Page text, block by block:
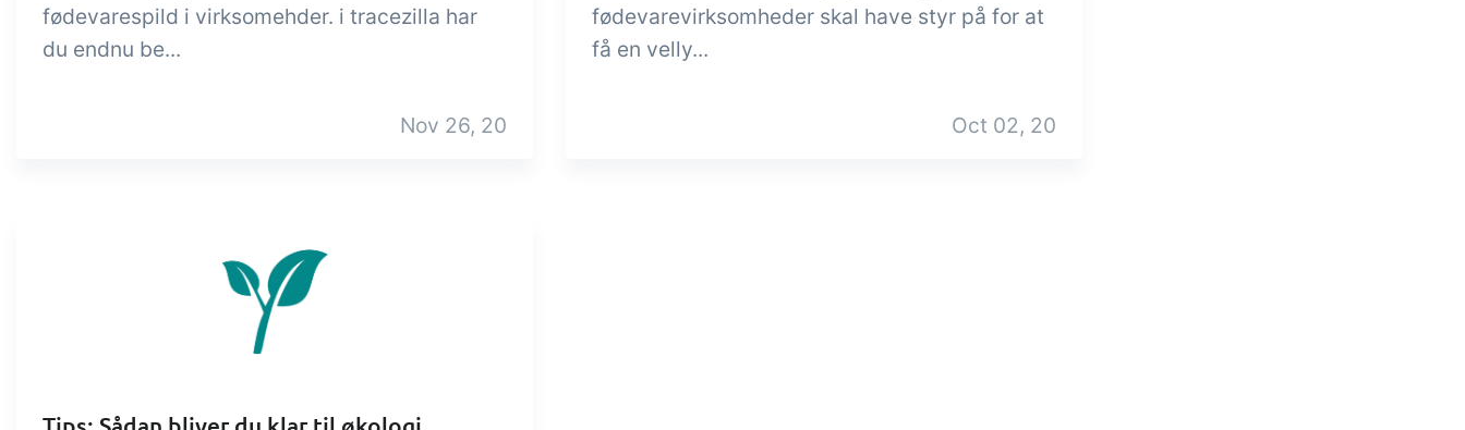
fødevarespild i virksomehder. i tracezilla har
du endnu be...
Nov 26, 20
fødevarevirksomheder skal have styr på for at
få en velly...
Oct 02, 20